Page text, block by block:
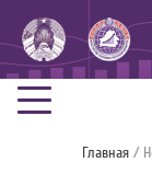
Главная /